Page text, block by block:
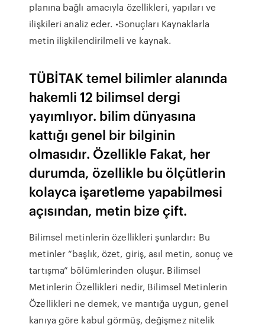
planına bağlı amacıyla özellikleri, yapıları ve
ilişkileri analiz eder. •Sonuçları Kaynaklarla
metin ilişkilendirilmeli ve kaynak.
TÜBİTAK temel bilimler alanında
hakemli 12 bilimsel dergi
yayımlıyor. bilim dünyasına
kattığı genel bir bilginin
olmasıdır. Özellikle Fakat, her
durumda, özellikle bu ölçütlerin
kolayca işaretleme yapabilmesi
açısından, metin bize çift.
Bilimsel metinlerin özellikleri şunlardır: Bu
metinler “başlık, özet, giriş, asıl metin, sonuç ve
tartışma” bölümlerinden oluşur. Bilimsel
Metinlerin Özellikleri nedir, Bilimsel Metinlerin
Özellikleri ne demek, ve mantığa uygun, genel
kanıya göre kabul görmüş, değişmez nitelik